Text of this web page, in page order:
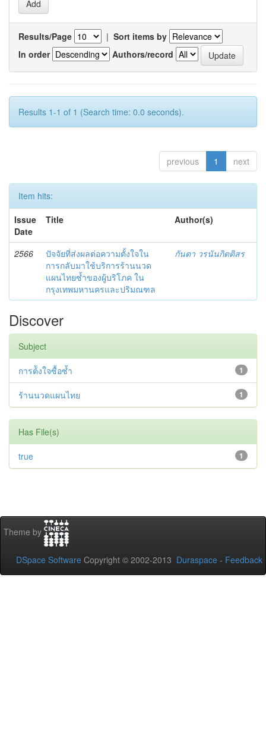
Results/Page | Sort items by
In order
Authors/record
Results 1-1 of 1 (Search time: 0.0 seconds).
previous 1 next
Item hits:
Issue
Date
Title Author(s)
2566
ปัจจัยที่ส่งผลต่อความตั้งใจใน
การกลับมาใช้บริการร้านนวด
แผนไทยซ้ำของผู้บริโภค ใน
กรุงเทพมหานครและปริมณฑล
กันตา วรนันกิตติสร
Discover
Subject
1
การต้ังใจซื้อซ้ำ
1
ร้านนวดแผนไทย
Has File(s)
1
true
Theme by
DSpace Software Copyright © 2002-2013 Duraspace - Feedback